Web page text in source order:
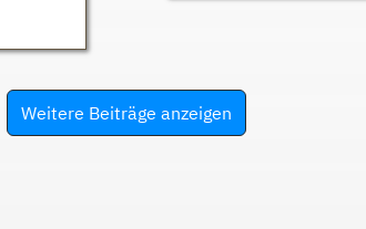
Weitere Beiträge anzeigen